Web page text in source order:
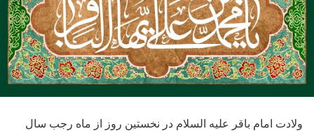
ولادت امام باقر علیه السلام در نخستین روز از ماه رجب سال